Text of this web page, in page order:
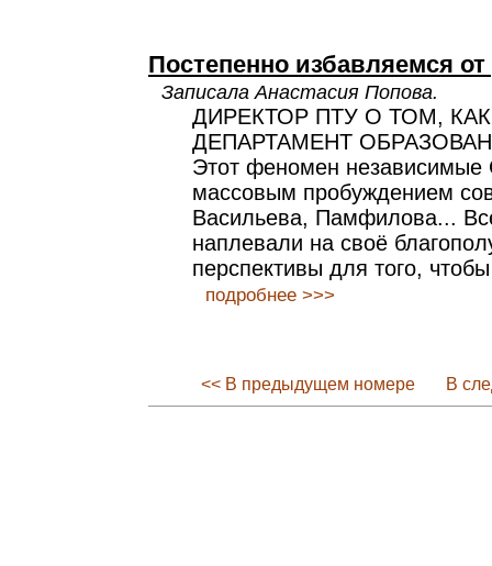
Постепенно избавляемся
Записала Анастасия Попова.
ДИРЕКТОР ПТУ О ТОМ,
ДЕПАРТАМЕНТ
Этот феномен
массовым пробуждением
Васильева, Памфилова...
наплевали на своё
перспективы для того,
подробнее >>>
<< В предыдущем номере В